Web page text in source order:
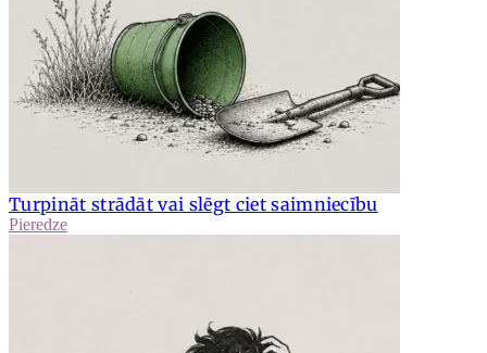
Turpināt strādāt vai slēgt ciet saimniecību
Pieredze